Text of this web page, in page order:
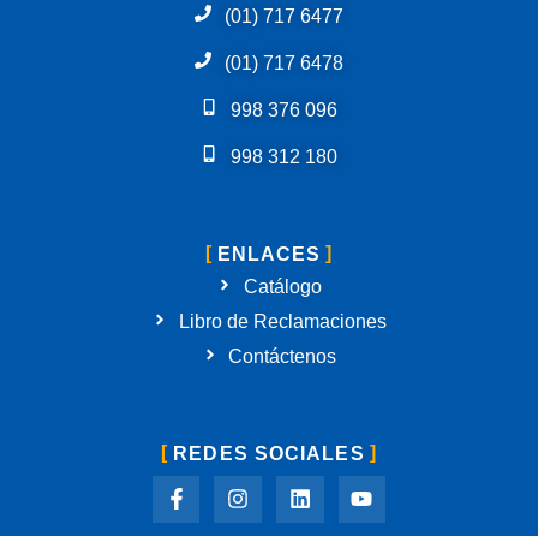
(01) 717 6477
(01) 717 6478
998 376 096
998 312 180
ENLACES
Catálogo
Libro de Reclamaciones
Contáctenos
REDES SOCIALES